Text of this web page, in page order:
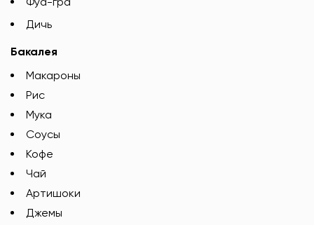
Дичь
Бакалея
Макароны
Рис
Мука
Соусы
Кофе
Чай
Артишоки
Джемы